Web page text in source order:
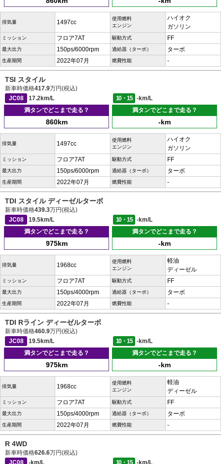
排気量 1497cc
使用燃料
エンジン
ハイオク
ガソリン
ミッション フロア7AT 駆動方式 FF
最大出力 150ps/6000rpm 過給器（ターボ） ターボ
生産期間 2022年07月 燃費性能 -
TSI スタイル
新車時価格417.9万円(税込)
JC08
17.2km/L 10・15
-km/L
満タンでどこまで走る？
860km
満タンでどこまで走る？
-km
排気量 1497cc
使用燃料
エンジン
ハイオク
ガソリン
ミッション フロア7AT 駆動方式 FF
最大出力 150ps/6000rpm 過給器（ターボ） ターボ
生産期間 2022年07月 燃費性能 -
TDI スタイル ディーゼルターボ
新車時価格439.3万円(税込)
JC08
19.5km/L 10・15
-km/L
満タンでどこまで走る？
975km
満タンでどこまで走る？
-km
排気量 1968cc
使用燃料
エンジン
軽油
ディーゼル
ミッション フロア7AT 駆動方式 FF
最大出力 150ps/4000rpm 過給器（ターボ） ターボ
生産期間 2022年07月 燃費性能 -
TDI Rライン ディーゼルターボ
新車時価格460.9万円(税込)
JC08
19.5km/L 10・15
-km/L
満タンでどこまで走る？
975km
満タンでどこまで走る？
-km
排気量 1968cc
使用燃料
エンジン
軽油
ディーゼル
ミッション フロア7AT 駆動方式 FF
最大出力 150ps/4000rpm 過給器（ターボ） ターボ
生産期間 2022年07月 燃費性能 -
R 4WD
新車時価格626.6万円(税込)